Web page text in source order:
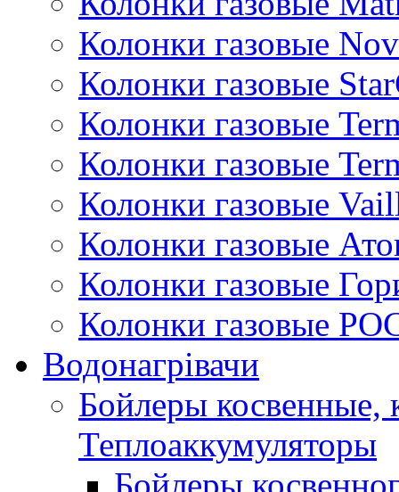
Колонки газовые
Колонки газовые
Колонки газовые
Колонки газовые
Колонки газовые
Колонки газовые
Колонки газовые
Колонки газовые
Водонагрівачи
Бойлеры косвенные,
Теплоаккумуляторы
Бойлеры